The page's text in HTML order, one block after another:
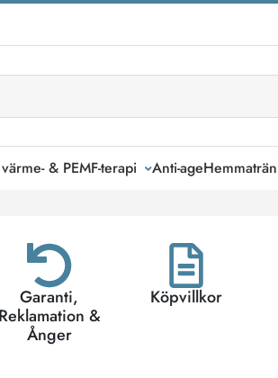
& PEMF-terapi Anti-age
Garanti,
Reklamation &
Ånger
Köpvillkor